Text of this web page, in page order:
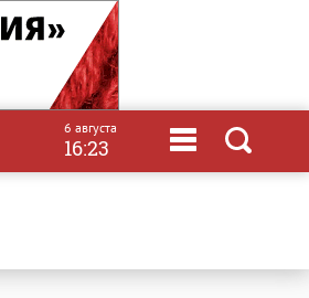
6 августа
16:23